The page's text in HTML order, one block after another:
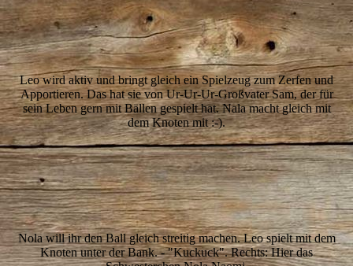
IMG_6593
IMG_6814
Leo wird aktiv und bringt gleich ein Spielzeug zum Zerfen und
Apportieren. Das hat sie von Ur-Ur-Ur-Großvater Sam, der für
sein Leben gern mit Bällen gespielt hat. Nala macht gleich mit
dem Knoten mit :-).
IMG_6692
IMG_6810
IMG_6822
Nola will ihr den Ball gleich streitig machen. Leo spielt mit dem
Knoten unter der Bank. - "Kuckuck". Rechts: Hier das